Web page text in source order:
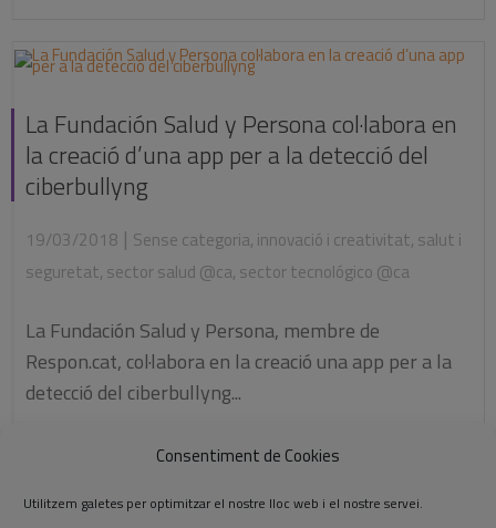
Consentiment de Cookies
Utilitzem galetes per optimitzar el nostre lloc web i el nostre servei.
La Fundación Salud y Persona col·labora en
la creació d’una app per a la detecció del
ciberbullyng
19/03/2018 | Sense categoria, innovació i creativitat, salut i
seguretat, sector salud @ca, sector tecnológico @ca
La Fundación Salud y Persona, membre de
Respon.cat, col·labora en la creació una app per a la
detecció del ciberbullyng...